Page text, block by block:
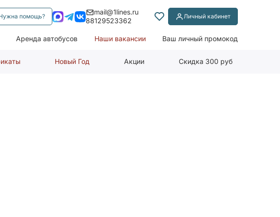
помощь?
mail@1lines.ru
88129523362
Личный кабинет
Аренда автобусов Наши вакансии Ваш личный промокод
Новый Год Акции Скидка 300 руб